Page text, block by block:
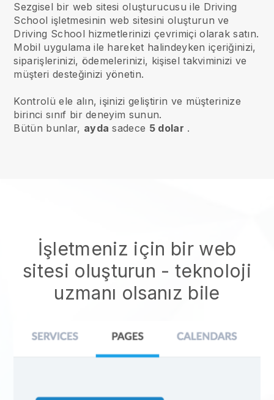
Sezgisel bir web sitesi oluşturucusu ile Driving
School işletmesinin web sitesini oluşturun ve
Driving School hizmetlerinizi çevrimiçi olarak satın.
Mobil uygulama ile hareket halindeyken içeriğinizi,
siparişlerinizi, ödemelerinizi, kişisel takviminizi ve
müşteri desteğinizi yönetin.
Kontrolü ele alın, işinizi geliştirin ve müşterinize
birinci sınıf bir deneyim sunun.
Bütün bunlar, ayda sadece 5 dolar .
İşletmeniz için bir web
sitesi oluşturun - teknoloji
uzmanı olsanız bile